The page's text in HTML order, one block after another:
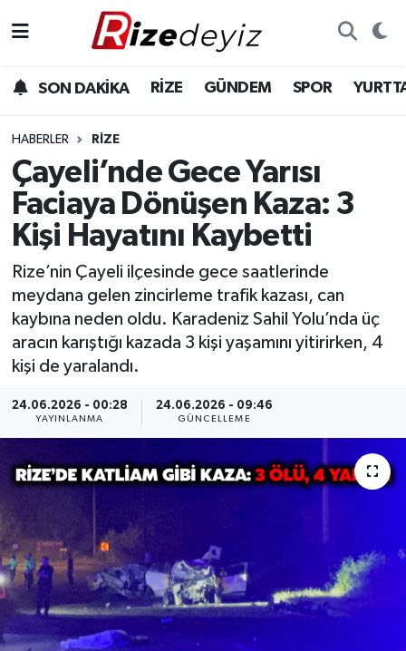
SON DAKİKA RİZE GÜNDEM SPOR
HABERLER RIZE
Çayeli’nde Gece Yarısı
Faciaya Dönüşen Kaza: 3
Kişi Hayatını Kaybetti
Rize’nin Çayeli ilçesinde gece saatlerinde
meydana gelen zincirleme trafik kazası, can
kaybına neden oldu. Karadeniz Sahil Yolu’nda üç
aracın karıştığı kazada 3 kişi yaşamını yitirirken, 4
kişi de yaralandı.
24.06.2026 - 00:28
YAYINLANMA
24.06.2026 - 09:46
GÜNCELLEME
Gündem
Yurttan Haberler
Ekonomi
Teknoloji
Sağlık
Rize Hava Durumu
Rize Namaz Vakitleri
Rize Trafik Yoğunluk Haritası
Süper Lig Puan Durumu ve Fikstür
Tüm Manşetler
Son Dakika Haberleri